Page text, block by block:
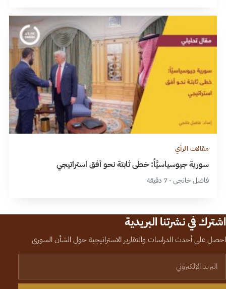
مقالات الرأي
سورية جيوسياسيَّاً: خطى ثابتة نحو أفق استراتيجي
فاضل خانجي · 7 دقيقة
اشترك في نشرتنا البريدية
احصل على أحدث الدراسات والتقارير الاستراتيجية حول الشأن السوري